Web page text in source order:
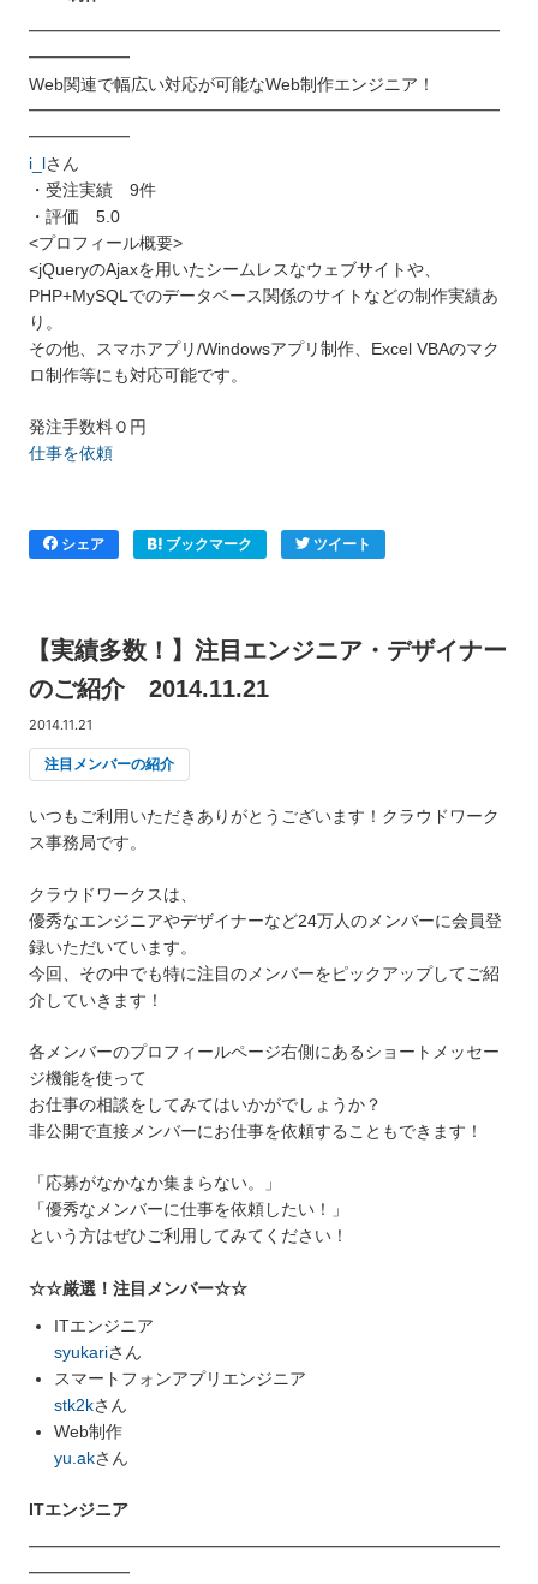
━━━━━━━━━━━━━━━━━━━━━━━━━━━━
━━━━━━
Web関連で幅広い対応が可能なWeb制作エンジニア！
━━━━━━━━━━━━━━━━━━━━━━━━━━━━
━━━━━━
i_lさん
・受注実績 9件
・評価 5.0
<プロフィール概要>
<jQueryのAjaxを用いたシームレスなウェブサイトや、
PHP+MySQLでのデータベース関係のサイトなどの制作実績あ
り。
その他、スマホアプリ/Windowsアプリ制作、Excel VBAのマク
ロ制作等にも対応可能です。
発注手数料０円
仕事を依頼
シェア ブックマーク ツイート
【実績多数！】注目エンジニア・デザイナー
のご紹介 2014.11.21
2014.11.21
注目メンバーの紹介
いつもご利用いただきありがとうございます！クラウドワーク
ス事務局です。
クラウドワークスは、
優秀なエンジニアやデザイナーなど24万人のメンバーに会員登
録いただいています。
今回、その中でも特に注目のメンバーをピックアップしてご紹
介していきます！
各メンバーのプロフィールページ右側にあるショートメッセー
ジ機能を使って
お仕事の相談をしてみてはいかがでしょうか？
非公開で直接メンバーにお仕事を依頼することもできます！
「応募がなかなか集まらない。」
「優秀なメンバーに仕事を依頼したい！」
という方はぜひご利用してみてください！
☆☆厳選！注目メンバー☆☆
ITエンジニア
syukariさん
スマートフォンアプリエンジニア
stk2kさん
Web制作
yu.akさん
ITエンジニア
━━━━━━━━━━━━━━━━━━━━━━━━━━━━
━━━━━━